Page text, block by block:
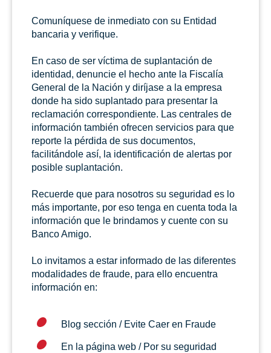
Comuníquese de inmediato con su Entidad
bancaria y verifique.
En caso de ser víctima de suplantación de
identidad, denuncie el hecho ante la Fiscalía
General de la Nación y diríjase a la empresa
donde ha sido suplantado para presentar la
reclamación correspondiente. Las centrales de
información también ofrecen servicios para que
reporte la pérdida de sus documentos,
facilitándole así, la identificación de alertas por
posible suplantación.
Recuerde que para nosotros su seguridad es lo
más importante, por eso tenga en cuenta toda la
información que le brindamos y cuente con su
Banco Amigo.
Lo invitamos a estar informado de las diferentes
modalidades de fraude, para ello encuentra
información en:
Blog sección / Evite Caer en Fraude
En la página web / Por su seguridad